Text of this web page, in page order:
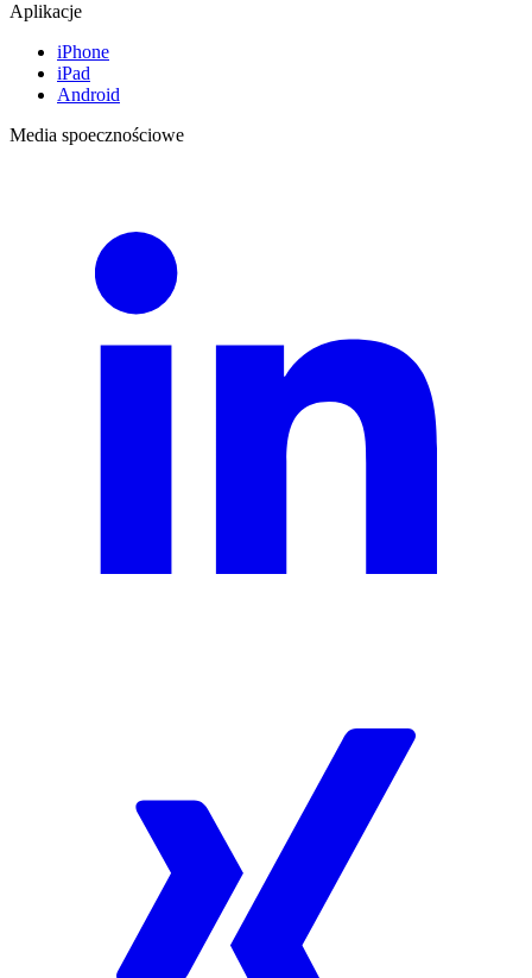
Aplikacje
iPhone
iPad
Android
Media spoecznościowe